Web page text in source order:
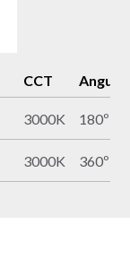
CCT Angulo
3000K 180º
3000K 360º